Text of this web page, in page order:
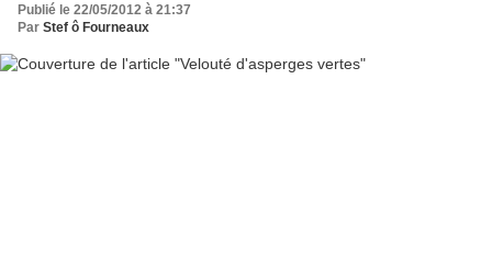
Publié le 22/05/2012 à 21:37
Par Stef ô Fourneaux